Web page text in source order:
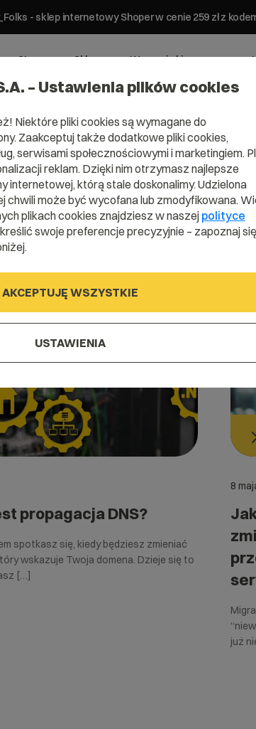
- sklep internetowy Shoper w cenie 259 zł z
Strony Sklepy Wsparcie biznesowe
propagacja DNS?
spotkasz się, kiedy będziesz zmieniać
wskazuje Twoja domena. Dzieje się to
[…]
8
już
– Ustawienia plików cookies
Niektóre pliki cookies są wymagane do
Zaakceptuj także dodatkowe pliki cookies,
serwisami społecznościowymi i marketingiem.
reklam. Dzięki nim otrzymasz najlepsze
internetowej, którą stale doskonalimy. Udzielona
chwili może być wycofana lub zmodyfikowana.
plikach cookies znajdziesz w naszej polityce
swoje preferencje precyzyjnie – zapoznaj
AKCEPTUJĘ WSZYSTKIE
USTAWIENIA